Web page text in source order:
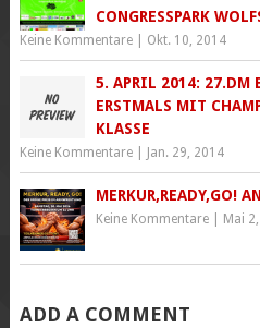
CONGRESSPARK
Keine Kommentare| Okt. 10, 2014
5. APRIL 2014: 27.DM
ERSTMALS MIT
KLASSE
Keine Kommentare| Jan. 29, 2014
MERKUR,READY,GO!
Keine Kommentare| Mai
ADD A COMMENT